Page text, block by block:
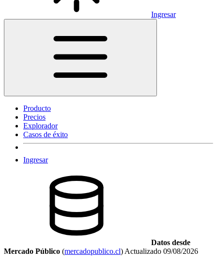
Ingresar
Producto
Precios
Explorador
Casos de éxito
Ingresar
Datos desde
Mercado Público (mercadopublico.cl) Actualizado 09/08/2026